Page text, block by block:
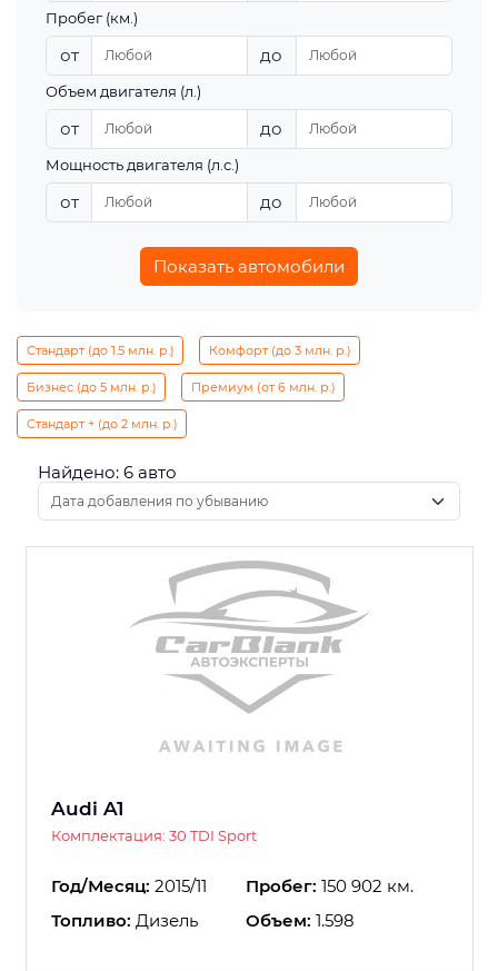
Пробег (км.)
от до
Объем двигателя (л.)
от до
Мощность двигателя (л.с.)
от до
Показать автомобили
Стандарт (до 1.5 млн. р.) Комфорт (до 3 млн. р.)
Бизнес (до 5 млн. р.) Премиум (от 6 млн. р.)
Стандарт + (до 2 млн. р.)
Найдено: 6 авто
Audi A1
Комплектация: 30 TDI Sport
Год/Месяц: 2015/11 Пробег: 150 902 км.
Топливо: Дизель Объем: 1.598